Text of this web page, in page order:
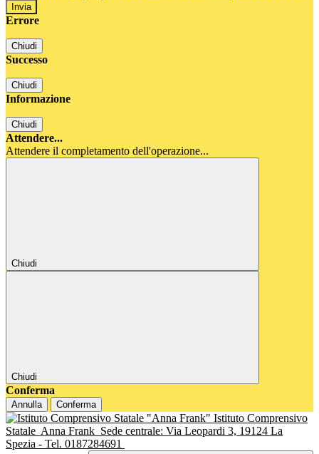
Errore
Chiudi
Successo
Chiudi
Informazione
Chiudi
Attendere...
Attendere il completamento dell'operazione...
Chiudi
Chiudi
Conferma
Annulla Conferma
Istituto Comprensivo
Statale Anna Frank Sede centrale: Via Leopardi 3, 19124 La
Spezia - Tel. 0187284691